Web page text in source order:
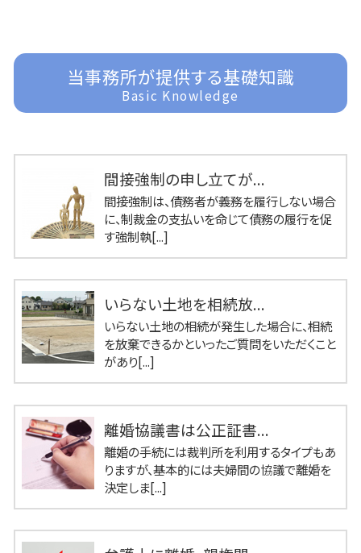
当事務所が提供する基礎知識
Basic Knowledge
間接強制の申し立てが...
間接強制は、債務者が義務を履行しない場合
に、制裁金の支払いを命じて債務の履行を促
す強制執[...]
いらない土地を相続放...
いらない土地の相続が発生した場合に、相続
を放棄できるかといったご質問をいただくこと
があり[...]
離婚協議書は公正証書...
離婚の手続には裁判所を利用するタイプもあ
りますが、基本的には夫婦間の協議で離婚を
決定しま[...]